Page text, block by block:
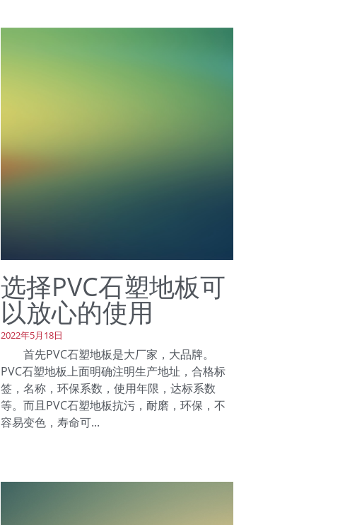
选择PVC石塑地板可
以放心的使用
2022年5月18日
首先PVC石塑地板是大厂家，大品牌。
PVC石塑地板上面明确注明生产地址，合格标
签，名称，环保系数，使用年限，达标系数
等。而且PVC石塑地板抗污，耐磨，环保，不
容易变色，寿命可...